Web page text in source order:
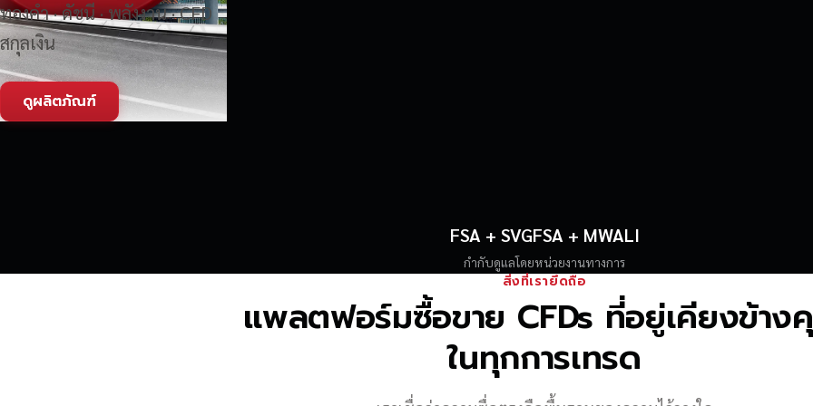
ทองคำ · ดัชนี · พลังงาน · CFD
สกุลเงิน
ดูผลิตภัณฑ์
FSA + SVGFSA + MWALI
กำกับดูแลโดยหน่วยงานทางการ
สิ่งที่เรายึดถือ
แพลตฟอร์มซื้อขาย CFDs ที่อยู่เคียงข้า
ในทุกการเทรด